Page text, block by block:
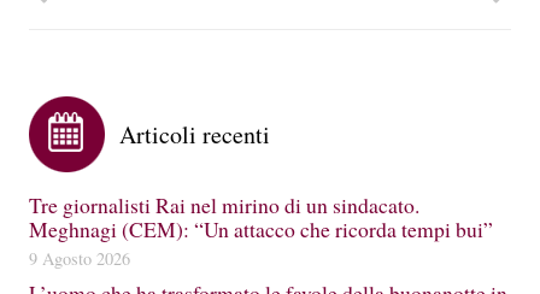
Articoli recenti
Tre giornalisti Rai nel mirino di un sindacato.
Meghnagi (CEM): “Un attacco che ricorda tempi bui”
9 Agosto 2026